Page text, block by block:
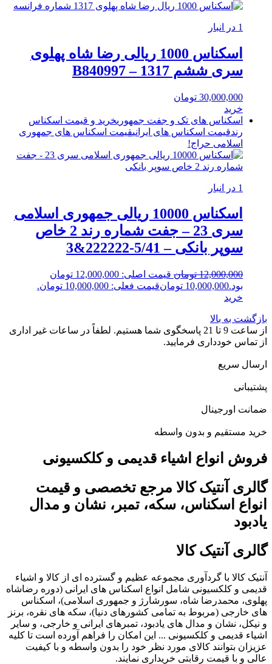
1 در انبار
اسکناس 1000 ریالی رضا شاه پهلوی
سری ششم 1317 – B840997
30,000,000 تومان
خرید
اسکناس های تک و جفت جمهوریخرید و قیمت اسکناس
رندقیمت اسکناس های ایرانیقیمت اسکناس های جمهوری
اسلامی حراج!
1 در انبار
اسکناس 10000 ریالی جمهوری اسلامی
سری 23 – جفت شماره رند 2 خاص
سوپر بانکی – 5/41-222222&3
12,000,000 تومان
قیمت اصلی: 12,000,000 تومان
بود.10,000,000 تومانقیمت فعلی: 10,000,000 تومان.
خرید
بازگشت به بالا
از ساعت 9 تا 21 پاسخگوی شما هستیم. لطفاً در ساعات غیر اداری
از تماس خودداری فرمایید.
ارسال سریع
پشتیبانی
ضمانت اورجینال
خرید مستقیم و بدون واسطه
فروش انواع اشیاء قدیمی و کلکسیونی
گالری آنتیک کالا مرجع تخصصی و قیمت
انواع اسکناس، سکه، تمبر، نشان و مدال
یادبود
گالری آنتیک کالا
آنتیک کالا با گردآوری مجموعه عظیم و گسترده ای از کالا و اشیاء
قدیمی و کلکسیونی شامل انواع اسکناس های ایرانی (دوره رضاشاه
پهلوی، محمدرضا شاه، سورشارژ و جمهوری اسلامی)، اسکناس
های خارجی (مربوط به تمامی کشورهای دنیا)، سکه های نقره، برنز
و نیکل، نشان و مدال های یادبود، تمبرهای ایرانی و خارجی، و سایر
اشیاء قدیمی و کلکسیونی ... این امکان را فراهم آورده است تا کلیه
عزیزان بتوانند کالای مورد نظر خود را بدون واسطه و با کیفیت
عالی و با قیمت رقابتی خریداری نمایند.